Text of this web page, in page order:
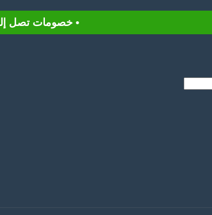
• خصومات تصل إلى 90% .. عروض الربيع تسوق الآن